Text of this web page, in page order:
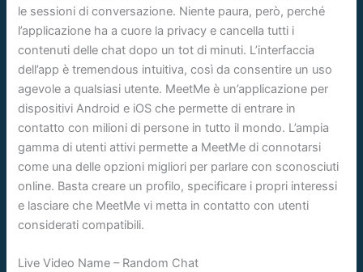
le sessioni di conversazione. Niente paura, però, perché
l’applicazione ha a cuore la privacy e cancella tutti i
contenuti delle chat dopo un tot di minuti. L’interfaccia
dell’app è tremendous intuitiva, così da consentire un uso
agevole a qualsiasi utente. MeetMe è un’applicazione per
dispositivi Android e iOS che permette di entrare in
contatto con milioni di persone in tutto il mondo. L’ampia
gamma di utenti attivi permette a MeetMe di connotarsi
come una delle opzioni migliori per parlare con sconosciuti
online. Basta creare un profilo, specificare i propri interessi
e lasciare che MeetMe vi metta in contatto con utenti
considerati compatibili.
Live Video Name – Random Chat